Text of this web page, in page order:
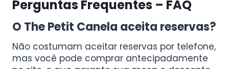
Perguntas Frequentes – FAQ
O The Petit Canela aceita reservas?
Não costumam aceitar reservas por telefone,
mas você pode comprar antecipadamente